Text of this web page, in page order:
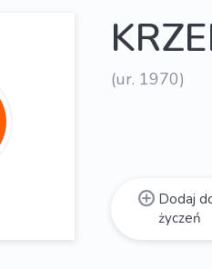
(ur. 1970)
Dodaj
życzeń